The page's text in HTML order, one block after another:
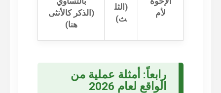
(الثل
ث)
(الذكر كالأنثى
هنا)
رابعاً: أمثلة عملية من
الواقع لعام 2026